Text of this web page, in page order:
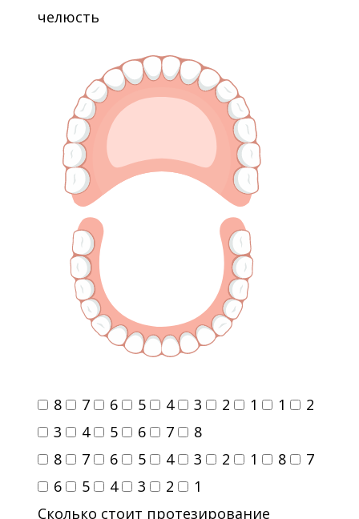
челюсть
8 7 6 5 4 3 2 1 1
2
3
4 5 6 7
8
8
7 6 5 4 3 2 1 8
7
6
5 4 3 2
1
Сколько стоит протезирование